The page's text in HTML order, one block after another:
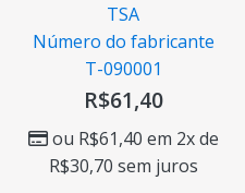
TSA
Número do fabricante
T-090001
R$61,40
ou R$61,40 em 2x de
R$30,70 sem juros